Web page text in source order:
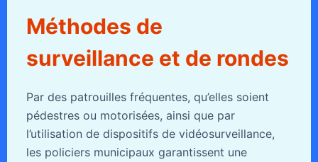
Méthodes de
surveillance et de rondes
Par des patrouilles fréquentes, qu’elles soient
pédestres ou motorisées, ainsi que par
l’utilisation de dispositifs de vidéosurveillance,
les policiers municipaux garantissent une